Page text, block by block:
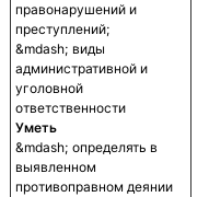
правонарушений и
преступлений;
виды
административной и
уголовной
ответственности
Уметь
определять в
выявленном
противоправном деянии